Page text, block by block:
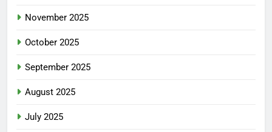
November 2025
October 2025
September 2025
August 2025
July 2025